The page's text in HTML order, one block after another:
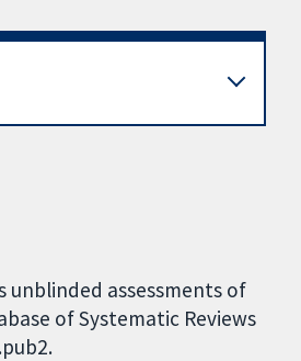
unblinded assessments of
of Systematic Reviews